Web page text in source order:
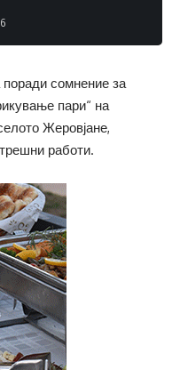
сомнение за
пари“ на
Жеровјане,
работи.